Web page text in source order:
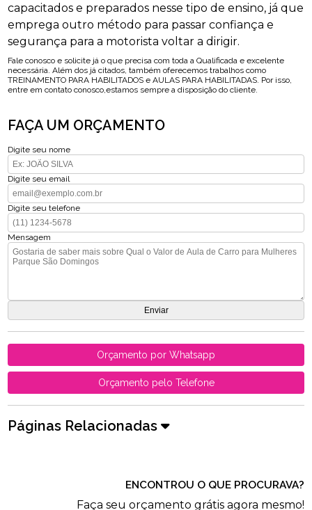
capacitados e preparados nesse tipo de ensino, já que
emprega outro método para passar confiança e
segurança para a motorista voltar a dirigir.
Fale conosco e solicite já o que precisa com toda a Qualificada e excelente
necessária. Além dos já citados, também oferecemos trabalhos como
TREINAMENTO PARA HABILITADOS e AULAS PARA HABILITADAS. Por isso,
entre em contato conosco,estamos sempre a disposição do cliente.
FAÇA UM ORÇAMENTO
Digite seu nome
Digite seu email
Digite seu telefone
Mensagem
Orçamento por Whatsapp
Orçamento pelo Telefone
Páginas Relacionadas
ENCONTROU O QUE PROCURAVA?
Faça seu orçamento grátis agora mesmo!